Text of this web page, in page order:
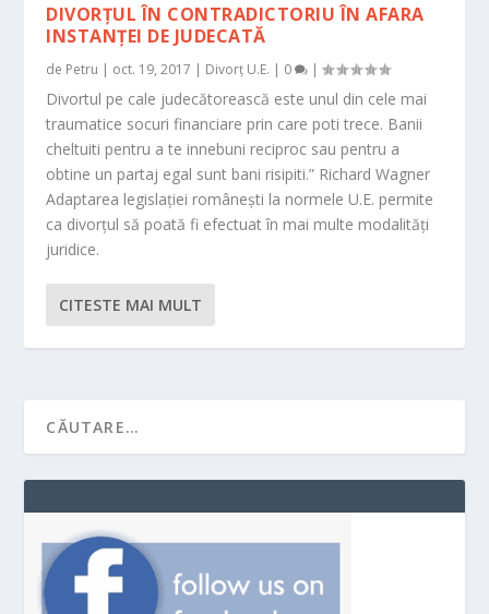
DIVORȚUL ÎN CONTRADICTORIU ÎN AFARA
INSTANȚEI DE JUDECATĂ
de Petru | oct. 19, 2017 | Divorț U.E. | 0 |
Divortul pe cale judecătorească este unul din cele mai
traumatice socuri financiare prin care poti trece. Banii
cheltuiti pentru a te innebuni reciproc sau pentru a
obtine un partaj egal sunt bani risipiti.” Richard Wagner
Adaptarea legislației românești la normele U.E. permite
ca divorțul să poată fi efectuat în mai multe modalități
juridice.
CITESTE MAI MULT